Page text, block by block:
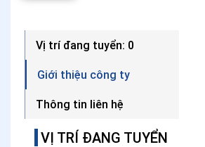
VỊ TRÍ ĐANG TUYỂN
Vị trí đang tuyển: 0
Giới thiệu công ty
Thông tin liên hệ